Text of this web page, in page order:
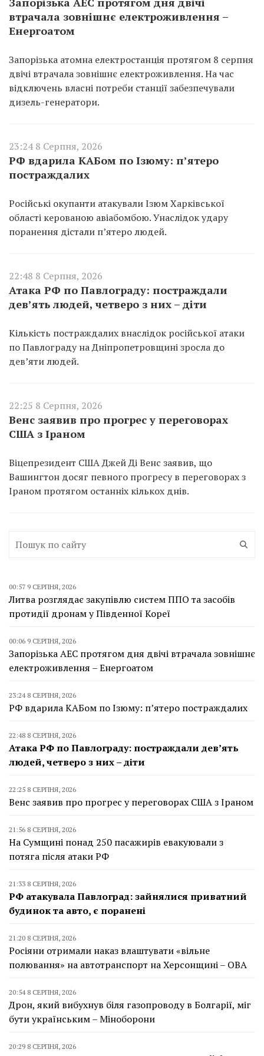
втрачала зовнішнє електроживлення –
Енергоатом
Запорізька атомна електростанція протягом 8 серпня
двічі втрачала зовнішнє електроживлення. На час
відключень власні потреби станції забезпечували
дизель-генератори.
23:24 8 Серпня, 2026
РФ вдарила КАБом по Ізюму: п’ятеро
постраждалих
Російські окупанти атакували Ізюм Харківської
області керованою авіабомбою. Унаслідок удару
поранення дістали п’ятеро людей.
22:48 8 Серпня, 2026
Атака РФ по Павлограду: постраждали
дев’ять людей, четверо з них – діти
Кількість постраждалих внаслідок російської атаки
по Павлограду на Дніпропетровщині зросла до
дев’яти людей.
22:25 8 Серпня, 2026
Венс заявив про прогрес у переговорах
США з Іраном
Віцепрезидент США Джей Ді Венс заявив, що
Вашингтон досяг певного прогресу в переговорах з
Іраном протягом останніх кількох днів.
00:57 9 СЕРПНЯ, 2026
Литва розглядає закупівлю систем ППО та засобів
протидії дронам у Південної Кореї
00:06 9 СЕРПНЯ, 2026
Запорізька АЕС протягом дня двічі втрачала зовнішнє
електроживлення – Енергоатом
23:24 8 СЕРПНЯ, 2026
РФ вдарила КАБом по Ізюму: п’ятеро постраждалих
22:48 8 СЕРПНЯ, 2026
Атака РФ по Павлограду: постраждали дев’ять
людей, четверо з них – діти
22:25 8 СЕРПНЯ, 2026
Венс заявив про прогрес у переговорах США з Іраном
21:56 8 СЕРПНЯ, 2026
На Сумщині понад 250 пасажирів евакуювали з
потяга після атаки РФ
21:33 8 СЕРПНЯ, 2026
РФ атакувала Павлоград: зайнялися приватний
будинок та авто, є поранені
21:20 8 СЕРПНЯ, 2026
Росіяни отримали наказ влаштувати «вільне
полювання» на автотранспорт на Херсонщині – ОВА
20:54 8 СЕРПНЯ, 2026
Дрон, який вибухнув біля газопроводу в Болгарії, міг
бути українським – Міноборони
20:29 8 СЕРПНЯ, 2026